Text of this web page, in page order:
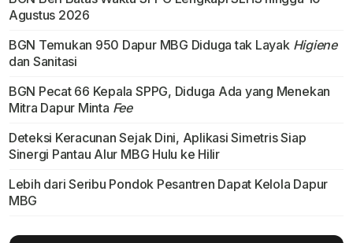
Agustus 2026
BGN Temukan 950 Dapur MBG Diduga tak Layak Higiene
dan Sanitasi
BGN Pecat 66 Kepala SPPG, Diduga Ada yang Menekan
Mitra Dapur Minta Fee
Deteksi Keracunan Sejak Dini, Aplikasi Simetris Siap
Sinergi Pantau Alur MBG Hulu ke Hilir
Lebih dari Seribu Pondok Pesantren Dapat Kelola Dapur
MBG